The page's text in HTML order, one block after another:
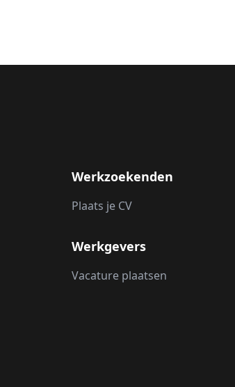
Werkzoekenden
Plaats je CV
Werkgevers
Vacature plaatsen